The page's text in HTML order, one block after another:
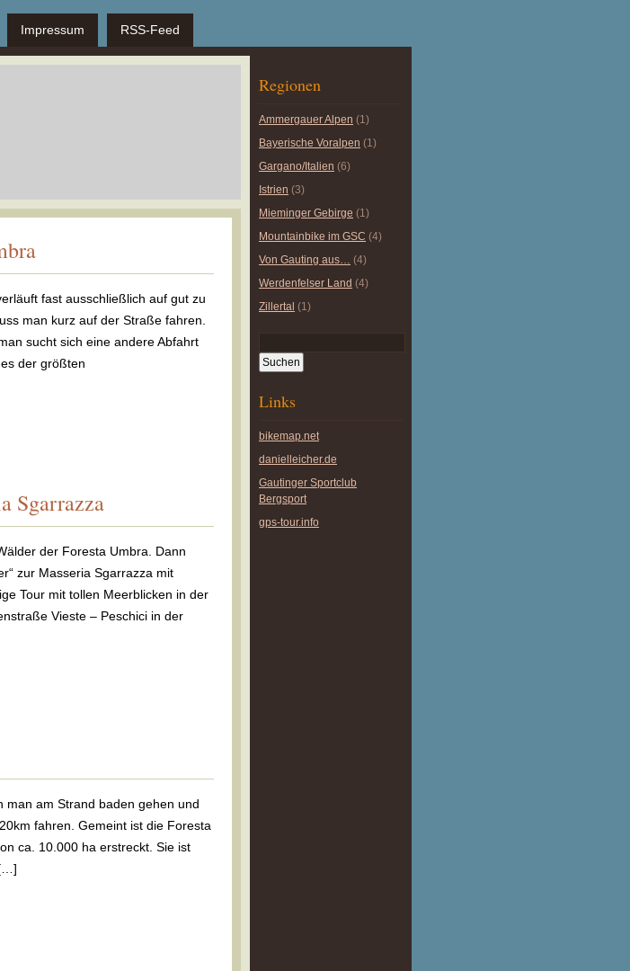
Impressum RSS-Feed
fast ausschließlich auf gut zu
man kurz auf der Straße fahren.
sucht sich eine andere Abfahrt
der größten
Sgarrazza
der Foresta Umbra. Dann
zur Masseria Sgarrazza mit
Tour mit tollen Meerblicken in der
Vieste – Peschici in der
man am Strand baden gehen und
fahren. Gemeint ist die Foresta
ca. 10.000 ha erstreckt. Sie ist
Regionen
Ammergauer Alpen (1)
Bayerische Voralpen (1)
Gargano/Italien (6)
Istrien (3)
Mieminger Gebirge (1)
Mountainbike im GSC (4)
Von Gauting aus… (4)
Werdenfelser Land (4)
Zillertal (1)
Links
bikemap.net
danielleicher.de
Gautinger Sportclub
Bergsport
gps-tour.info